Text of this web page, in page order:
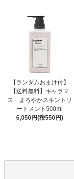
【ランダムおまけ付】
【送料無料】キャラマ
ス まろやかスキントリ
ートメント500ml
6,050円(税550円)